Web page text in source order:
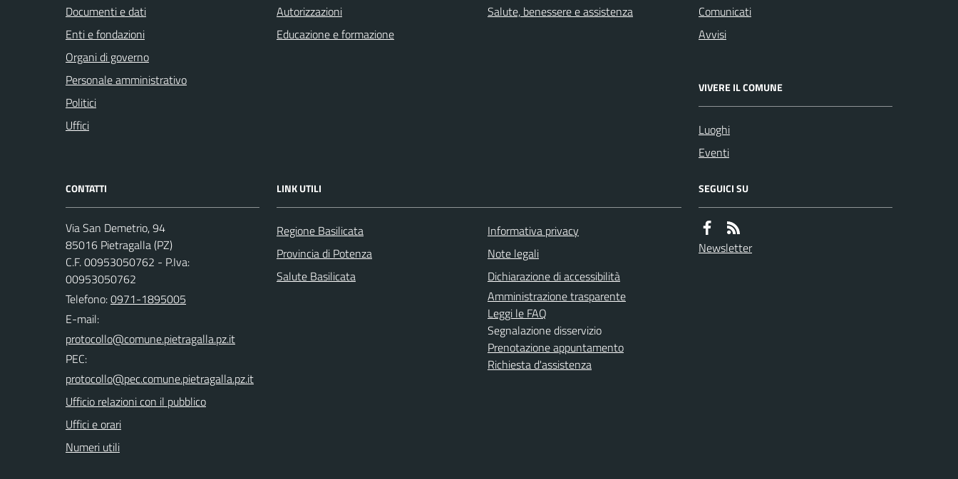
Documenti e dati
Enti e fondazioni
Organi di governo
Personale amministrativo
Politici
Uffici
Autorizzazioni
Educazione e formazione
Salute, benessere e assistenza
Comunicati
Avvisi
VIVERE IL COMUNE
Luoghi
Eventi
CONTATTI
Via San Demetrio, 94
85016 Pietragalla (PZ)
C.F. 00953050762 - P.Iva:
00953050762
Telefono:0971-1895005
E-mail:
PEC:
Ufficio relazioni con il pubblico
Uffici e orari
Numeri utili
LINK UTILI
Regione Basilicata
Provincia di Potenza
Salute Basilicata
Informativa privacy
Note legali
Dichiarazione di accessibilità
Amministrazione trasparente
Leggi le FAQ
Segnalazione disservizio
Prenotazione appuntamento
Richiesta d'assistenza
SEGUICI SU
Newsletter